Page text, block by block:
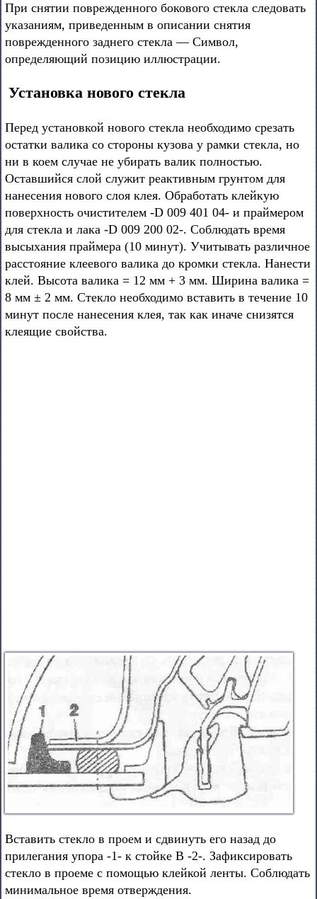
При снятии поврежденного бокового стекла следовать
указаниям, приведенным в описании снятия
поврежденного заднего стекла — Символ,
определяющий позицию иллюстрации.
Установка нового стекла
Перед установкой нового стекла необходимо срезать
остатки валика со стороны кузова у рамки стекла, но
ни в коем случае не убирать валик полностью.
Оставшийся слой служит реактивным грунтом для
нанесения нового слоя клея. Обработать клейкую
поверхность очистителем -D 009 401 04- и праймером
для стекла и лака -D 009 200 02-. Соблюдать время
высыхания праймера (10 минут). Учитывать различное
расстояние клеевого валика до кромки стекла. Нанести
клей. Высота валика = 12 мм + 3 мм. Ширина валика =
8 мм ± 2 мм. Стекло необходимо вставить в течение 10
минут после нанесения клея, так как иначе снизятся
клеящие свойства.
Вставить стекло в проем и сдвинуть его назад до
прилегания упора -1- к стойке В -2-. Зафиксировать
стекло в проеме с помощью клейкой ленты. Соблюдать
минимальное время отверждения.